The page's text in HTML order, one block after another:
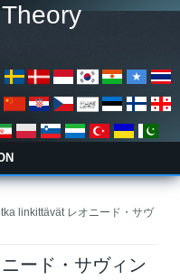
linkittävät レオニード・サヴ
ード・サヴィン